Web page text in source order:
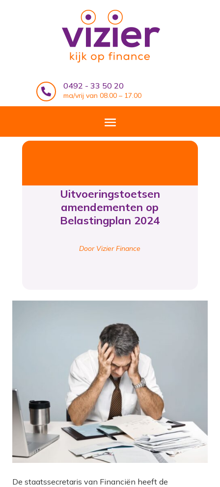

0492 - 33 50 20
ma/vrij van 08.00 – 17.00
Uitvoeringstoetsen
amendementen op
Belastingplan 2024
Door Vizier Finance
De staatssecretaris van Financiën heeft de